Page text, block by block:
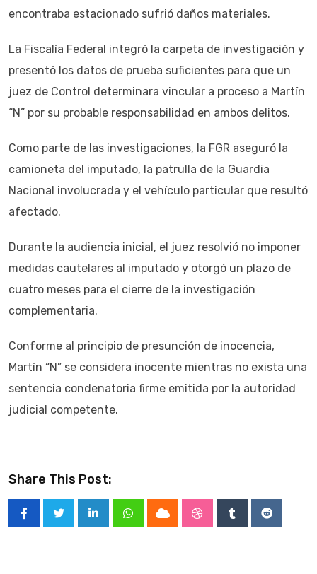
encontraba estacionado sufrió daños materiales.
La Fiscalía Federal integró la carpeta de investigación y
presentó los datos de prueba suficientes para que un
juez de Control determinara vincular a proceso a Martín
“N” por su probable responsabilidad en ambos delitos.
Como parte de las investigaciones, la FGR aseguró la
camioneta del imputado, la patrulla de la Guardia
Nacional involucrada y el vehículo particular que resultó
afectado.
Durante la audiencia inicial, el juez resolvió no imponer
medidas cautelares al imputado y otorgó un plazo de
cuatro meses para el cierre de la investigación
complementaria.
Conforme al principio de presunción de inocencia,
Martín “N” se considera inocente mientras no exista una
sentencia condenatoria firme emitida por la autoridad
judicial competente.
Share This Post:
LinkedInWhatsappCloud StumbleUpon
TumblrReddit